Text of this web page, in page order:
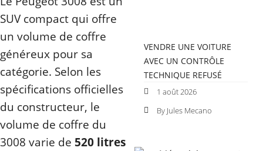
SUV compact qui offre
un volume de coffre
généreux pour sa
catégorie. Selon les
spécifications officielles
du constructeur, le
volume de coffre du
3008 varie de 520 litres
VENDRE UNE VOITURE
AVEC UN CONTRÔLE
TECHNIQUE REFUSÉ
1 août 2026
By Jules Mecano